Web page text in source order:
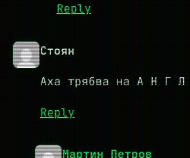
Reply
Стоян
Аха трябва на А Н
Reply
Мартин Петров